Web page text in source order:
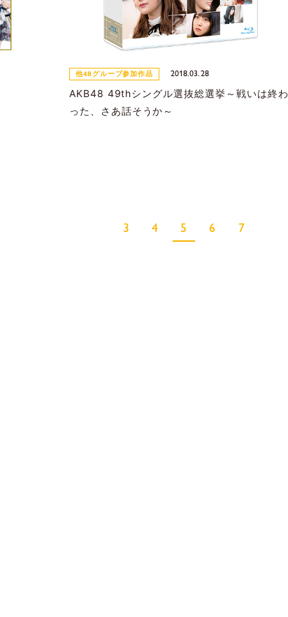
他48グループ参加作品 2018.03.28
AKB48 49thシングル選抜総選挙～戦いは終わ
った、さあ話そうか～
3 4 5 6 7